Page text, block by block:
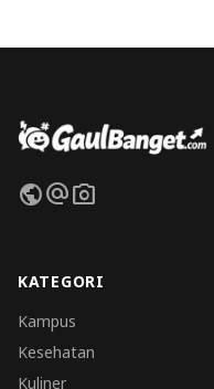
publicalternate_emailphoto_camera
KATEGORI
Kampus
Kesehatan
Kuliner